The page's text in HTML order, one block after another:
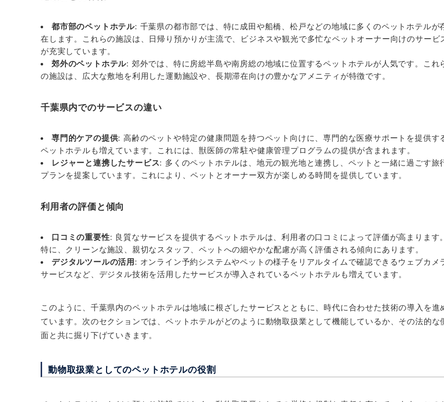
都市部のペットホテル: 千葉県の都市部では、特に成田や船橋、松戸などの地域に多くのペットホテルが
在します。これらの施設は、日帰り預かりが主流で、ビジネスや観光で多忙なペットオーナー向けのサービ
が充実しています。
郊外のペットホテル: 郊外では、特に房総半島や南房総の地域に位置するペットホテルが人気です。これ
の施設は、広大な敷地を利用した運動施設や、長期滞在向けの豊かなアメニティが特徴です。
千葉県内でのサービスの違い
専門的ケアの提供: 高齢のペットや特定の健康問題を持つペット向けに、専門的な医療サポートを提供す
ペットホテルも増えています。これには、獣医師の常駐や健康管理プログラムの提供が含まれます。
レジャーと連携したサービス: 多くのペットホテルは、地元の観光地と連携し、ペットと一緒に過ごす旅
プランを提案しています。これにより、ペットとオーナー双方が楽しめる時間を提供しています。
利用者の評価と傾向
口コミの重要性: 良質なサービスを提供するペットホテルは、利用者の口コミによって評価が高まります
特に、クリーンな施設、親切なスタッフ、ペットへの細やかな配慮が高く評価される傾向にあります。
デジタルツールの活用: オンライン予約システムやペットの様子をリアルタイムで確認できるウェブカメ
サービスなど、デジタル技術を活用したサービスが導入されているペットホテルも増えています。
このように、千葉県内のペットホテルは地域に根ざしたサービスとともに、時代に合わせた技術の導入を進
ています。次のセクションでは、ペットホテルがどのように動物取扱業として機能しているか、その法的な
面と共に掘り下げていきます。
動物取扱業としてのペットホテルの役割